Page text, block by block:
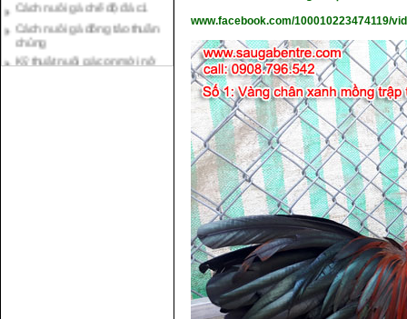
Cách nuôi gà đông tảo thuần
Kỹ thuật nuôi gà con mới nở
Hướng dẫn nuôi gà đá
www.facebook.com/100010223474119/